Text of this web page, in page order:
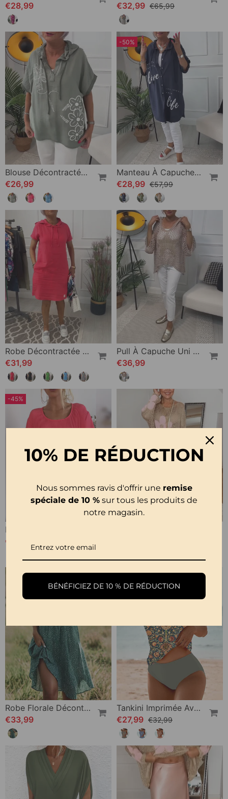
€28,99 €32,99 €65,99
Blouse Décontractée À Capuche Et Manches Courtes À Imprimé Floral
€26,99
-50%
Manteau À Capuche Boutonné Imprimé Lettre
€28,99 €57,99
Robe Décontractée À Capuche Et Manches Courtes
€31,99
Pull À Capuche Uni À Découpes Étoiles
€36,99
-45%
€25,99
Robe Florale Décontractée À Revers
€33,99
Tankini Imprimée Avec Double Sangle
€27,99 €32,99
10% DE RÉDUCTION
Nous sommes ravis d'offrir une remise
spéciale de 10 % sur tous les produits de
notre magasin.
BÉNÉFICIEZ DE 10 % DE RÉDUCTION